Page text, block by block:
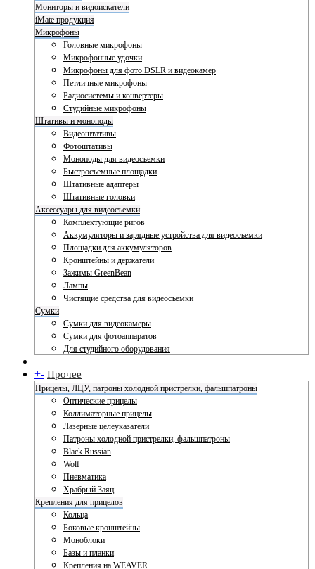
Мониторы и видоискатели
iMate продукция
Микрофоны
Головные микрофоны
Микрофонные удочки
Микрофоны для фото DSLR и видеокамер
Петличные микрофоны
Радиосистемы и конвертеры
Студийные микрофоны
Штативы и моноподы
Видеоштативы
Фотоштативы
Моноподы для видеосъемки
Быстросъемные площадки
Штативные адаптеры
Штативные головки
Аксессуары для видеосъемки
Комплектующие ригов
Аккумуляторы и зарядные устройства для видеосъемки
Площадки для аккумуляторов
Кронштейны и держатели
Зажимы GreenBean
Лампы
Чистящие средства для видеосъемки
Сумки
Сумки для видеокамеры
Сумки для фотоаппаратов
Для студийного оборудования
+- Прочее
Прицелы, ЛЦУ, патроны холодной пристрелки, фальшпатроны
Оптические прицелы
Коллиматорные прицелы
Лазерные целеуказатели
Патроны холодной пристрелки, фальшпатроны
Black Russian
Wolf
Пневматика
Храбрый Заяц
Крепления для прицелов
Кольца
Боковые кронштейны
Моноблоки
Базы и планки
Крепления на WEAVER